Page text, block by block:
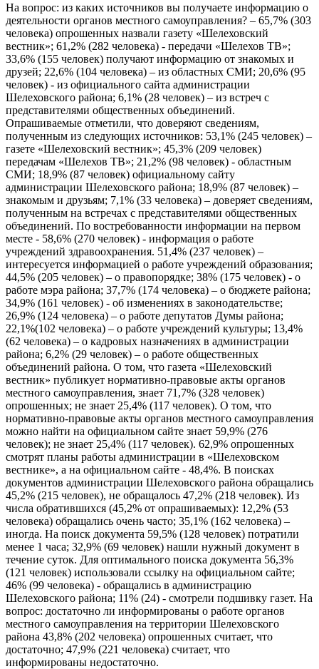
На вопрос: из каких источников вы получаете информацию о
деятельности органов местного самоуправления? – 65,7% (303
человека) опрошенных назвали газету «Шелеховский
вестник»; 61,2% (282 человека) - передачи «Шелехов ТВ»;
33,6% (155 человек) получают информацию от знакомых и
друзей; 22,6% (104 человека) – из областных СМИ; 20,6% (95
человек) - из официального сайта администрации
Шелеховского района; 6,1% (28 человек) – из встреч с
представителями общественных объединений.
Опрашиваемые отметили, что доверяют сведениям,
полученным из следующих источников: 53,1% (245 человек) –
газете «Шелеховский вестник»; 45,3% (209 человек)
передачам «Шелехов ТВ»; 21,2% (98 человек) - областным
СМИ; 18,9% (87 человек) официальному сайту
администрации Шелеховского района; 18,9% (87 человек) –
знакомым и друзьям; 7,1% (33 человека) – доверяет сведениям,
полученным на встречах с представителями общественных
объединений. По востребованности информации на первом
месте - 58,6% (270 человек) - информация о работе
учреждений здравоохранения. 51,4% (237 человек) –
интересуется информацией о работе учреждений образования;
44,5% (205 человек) – о правопорядке; 38% (175 человек) - о
работе мэра района; 37,7% (174 человека) – о бюджете района;
34,9% (161 человек) - об изменениях в законодательстве;
26,9% (124 человека) – о работе депутатов Думы района;
22,1%(102 человека) – о работе учреждений культуры; 13,4%
(62 человека) – о кадровых назначениях в администрации
района; 6,2% (29 человек) – о работе общественных
объединений района. О том, что газета «Шелеховский
вестник» публикует нормативно-правовые акты органов
местного самоуправления, знает 71,7% (328 человек)
опрошенных; не знает 25,4% (117 человек). О том, что
нормативно-правовые акты органов местного самоуправления
можно найти на официальном сайте знает 59,9% (276
человек); не знает 25,4% (117 человек). 62,9% опрошенных
смотрят планы работы администрации в «Шелеховском
вестнике», а на официальном сайте - 48,4%. В поисках
документов администрации Шелеховского района обращались
45,2% (215 человек), не обращалось 47,2% (218 человек). Из
числа обратившихся (45,2% от опрашиваемых): 12,2% (53
человека) обращались очень часто; 35,1% (162 человека) –
иногда. На поиск документа 59,5% (128 человек) потратили
менее 1 часа; 32,9% (69 человек) нашли нужный документ в
течение суток. Для оптимального поиска документа 56,3%
(121 человек) использовали ссылку на официальном сайте;
46% (99 человека) - обращались в администрацию
Шелеховского района; 11% (24) - смотрели подшивку газет. На
вопрос: достаточно ли информированы о работе органов
местного самоуправления на территории Шелеховского
района 43,8% (202 человека) опрошенных считает, что
достаточно; 47,9% (221 человека) считает, что
информированы недостаточно.